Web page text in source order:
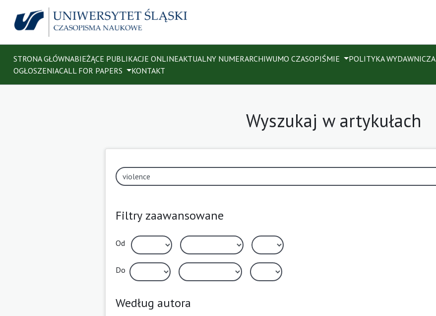
STRONA GŁÓWNABIEŻĄCE PUBLIKACJE ONLINEAKTUALNY NUMERARCHIWUMO CZASOPIŚMIE POLITYKA WYDAWNICZA
OGŁOSZENIACALL FOR PAPERS KONTAKT
Wyszukaj w artykułach
Filtry zaawansowane
Od
Do
Według autora